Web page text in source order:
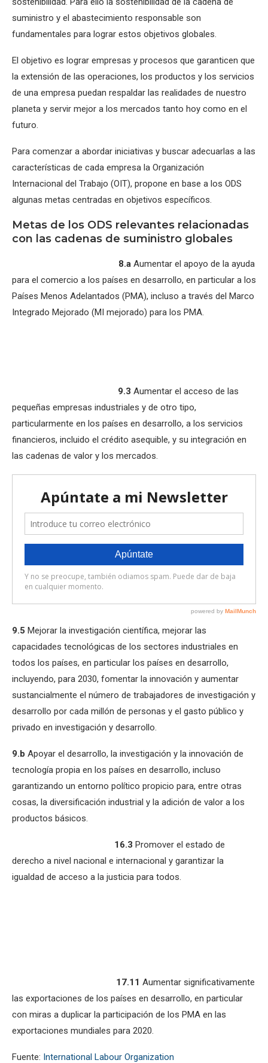
suministro y el abastecimiento responsable son
fundamentales para lograr estos objetivos globales.
El objetivo es lograr empresas y procesos que garanticen que
la extensión de las operaciones, los productos y los servicios
de una empresa puedan respaldar las realidades de nuestro
planeta y servir mejor a los mercados tanto hoy como en el
futuro.
Para comenzar a abordar iniciativas y buscar adecuarlas a las
características de cada empresa la Organización
Internacional del Trabajo (OIT), propone en base a los ODS
algunas metas centradas en objetivos específicos.
Metas de los ODS relevantes relacionadas
con las cadenas de suministro globales
8.a Aumentar el apoyo de la ayuda
para el comercio a los países en desarrollo, en particular a los
Países Menos Adelantados (PMA), incluso a través del Marco
Integrado Mejorado (MI mejorado) para los PMA.
9.3 Aumentar el acceso de las
pequeñas empresas industriales y de otro tipo,
particularmente en los países en desarrollo, a los servicios
financieros, incluido el crédito asequible, y su integración en
las cadenas de valor y los mercados.
9.5 Mejorar la investigación científica, mejorar las
capacidades tecnológicas de los sectores industriales en
todos los países, en particular los países en desarrollo,
incluyendo, para 2030, fomentar la innovación y aumentar
sustancialmente el número de trabajadores de investigación y
desarrollo por cada millón de personas y el gasto público y
privado en investigación y desarrollo.
9.b Apoyar el desarrollo, la investigación y la innovación de
tecnología propia en los países en desarrollo, incluso
garantizando un entorno político propicio para, entre otras
cosas, la diversificación industrial y la adición de valor a los
productos básicos.
16.3 Promover el estado de
derecho a nivel nacional e internacional y garantizar la
igualdad de acceso a la justicia para todos.
17.11 Aumentar significativamente
las exportaciones de los países en desarrollo, en particular
con miras a duplicar la participación de los PMA en las
exportaciones mundiales para 2020.
Fuente: International Labour Organization